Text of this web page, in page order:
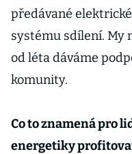
předávané
systému sdílení. My
od léta dáváme
komunity.
Co to znamená pro
energetiky